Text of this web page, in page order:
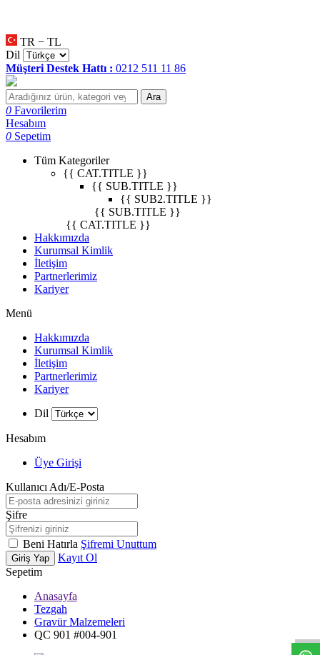
TR − TL
Dil
Müşteri Destek Hattı : 0212 511 11 86
Ara
0 Favorilerim
Hesabım
0 Sepetim
Tüm Kategoriler
{{ CAT.TITLE }}
{{ SUB.TITLE }}
{{ SUB2.TITLE }}
{{ SUB.TITLE }}
{{ CAT.TITLE }}
Hakkımızda
Kurumsal Kimlik
İletişim
Partnerlerimiz
Kariyer
Menü
Hakkımızda
Kurumsal Kimlik
İletişim
Partnerlerimiz
Kariyer
Dil
Hesabım
Üye Girişi
Kullanıcı Adı/E-Posta
Şifre
Beni Hatırla Şifremi Unuttum
Giriş Yap
Kayıt Ol
Sepetim
Anasayfa
Tezgah
Gravür Malzemeleri
QC 901 #004-901